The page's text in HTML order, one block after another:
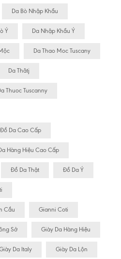
Da Bò Nhập Khẩu
Ý Da Nhập Khẩu Ý
Da Thao Moc Tuscany
Da Thâtj
Thuoc Tuscanny
Da Cao Cấp
Hàng Hiệu Cao Cấp
Đồ Da Thật Đồ Da Ý
Cầu Gianni Coti
Sở Giày Da Hàng Hiệu
Da Italy Giày Da Lộn